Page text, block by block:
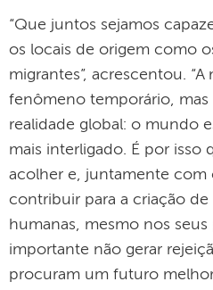
“Que juntos sejamos
os locais de origem como
migrantes”, acrescentou.
fenômeno temporário,
realidade global: o mundo
mais interligado. É por isso
acolher e, juntamente com
contribuir para a criação
humanas, mesmo nos seus
importante não gerar
procuram um futuro